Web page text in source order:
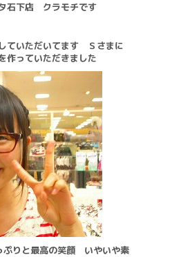
石下店 クラモチです
ていただいてます Ｓさまに
作っていただきました
りと最高の笑顔 いやいや素